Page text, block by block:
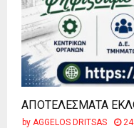
ΑΠΟΤΕΛΕΣΜΑΤΑ
by AGGELOS DRITSAS